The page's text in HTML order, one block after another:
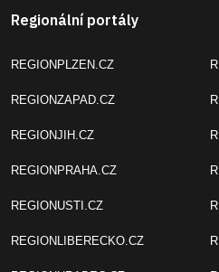
Regionální portály
REGIONPLZEN.CZ
REGIONZAPAD.CZ
REGIONJIH.CZ
REGIONPRAHA.CZ
REGIONUSTI.CZ
REGIONLIBERECKO.CZ